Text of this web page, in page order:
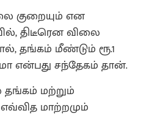
குறையும் என
திடீரென விலை
தங்கம் மீண்டும் ரூ.1
என்பது சந்தேகம் தான்.
மற்றும்
மாற்றமும்